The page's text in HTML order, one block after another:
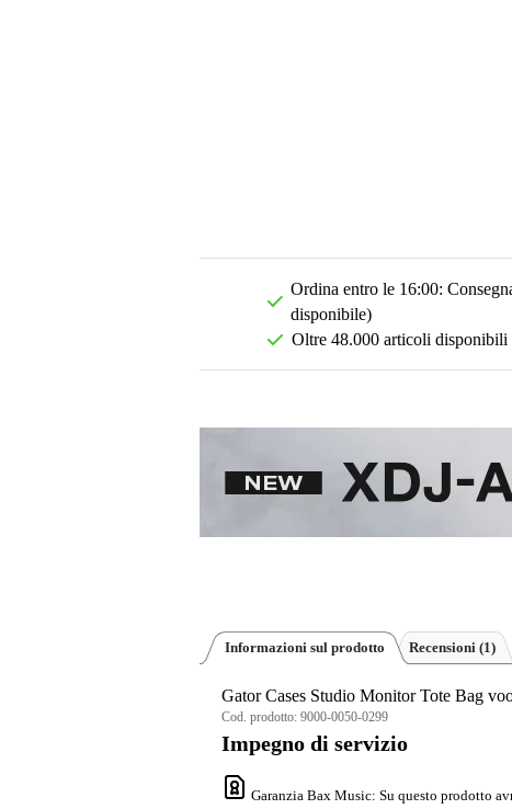
Ordina entro le 16:00:
disponibile)
Oltre 48.000 articoli disponibili
Informazioni sul prodotto Recensioni (1)
Gator Cases Studio Monitor Tote Bag
Cod. prodotto: 9000-0050-0299
Impegno di servizio
Garanzia Bax Music: Su questo prodotto